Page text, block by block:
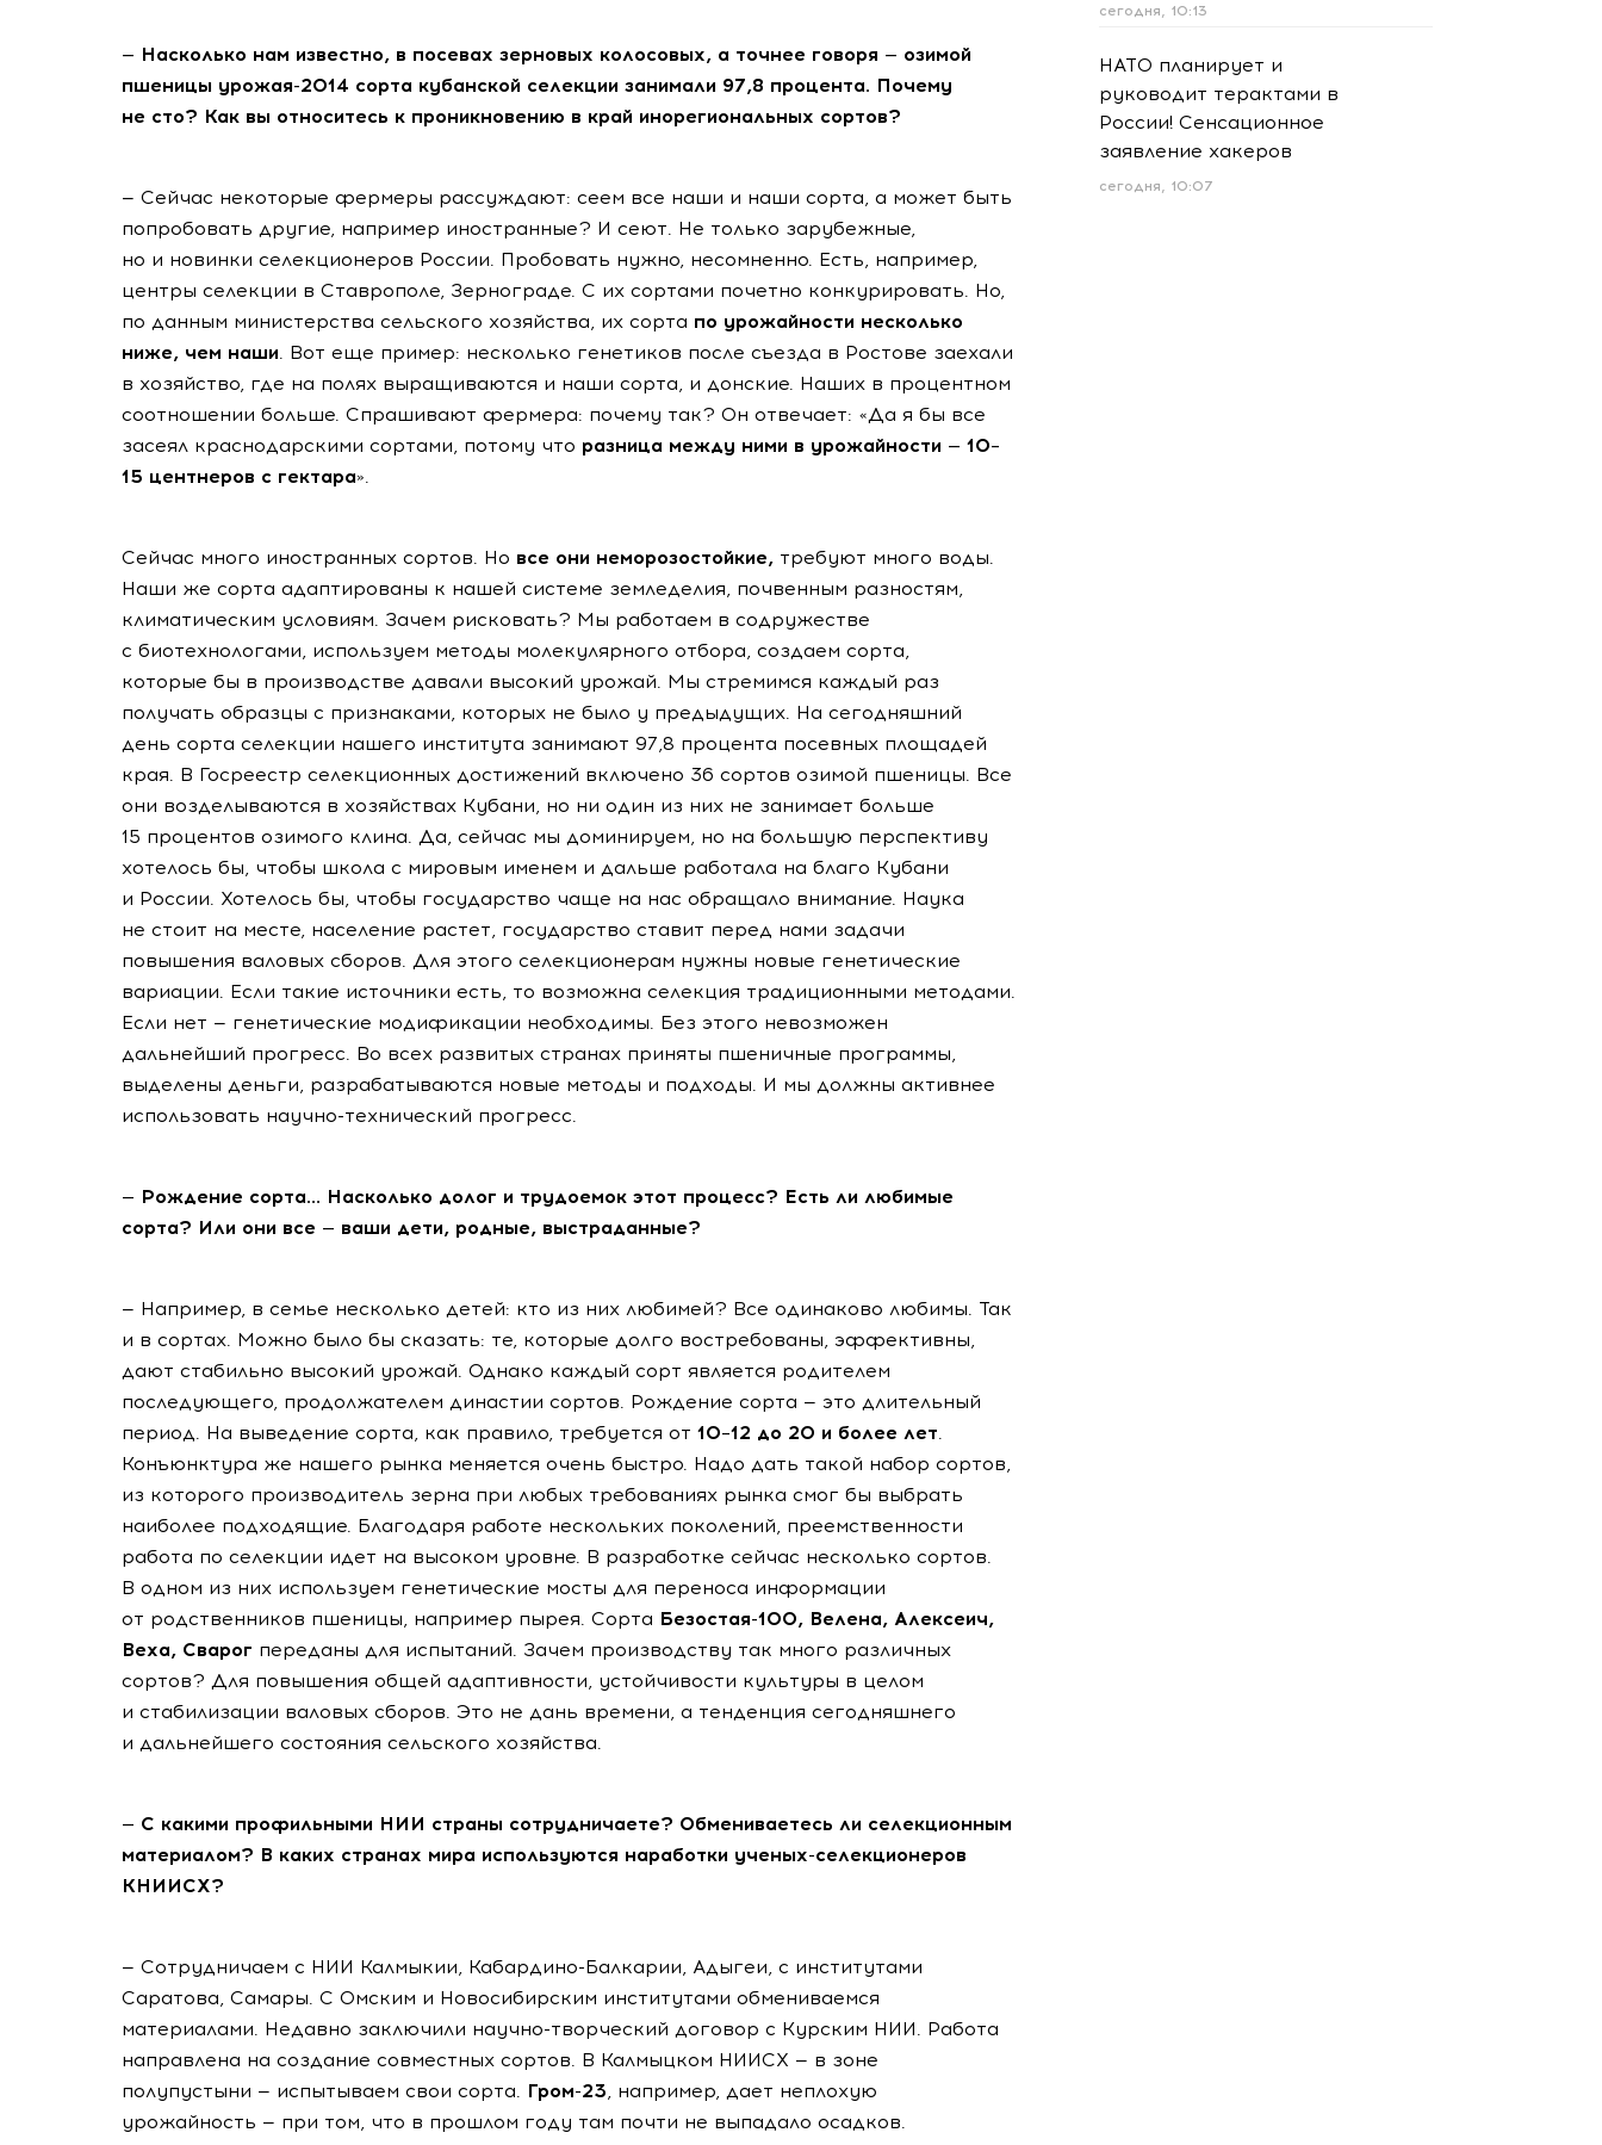
— Насколько нам известно, в посевах зерновых колосовых, а точнее говоря — озимой
пшеницы урожая-2014 сорта кубанской селекции занимали 97,8 процента. Почему
не сто? Как вы относитесь к проникновению в край инорегиональных сортов?
— Сейчас некоторые фермеры рассуждают: сеем все наши и наши сорта, а может быть
попробовать другие, например иностранные? И сеют. Не только зарубежные,
но и новинки селекционеров России. Пробовать нужно, несомненно. Есть, например,
центры селекции в Ставрополе, Зернограде. С их сортами почетно конкурировать. Но,
по данным министерства сельского хозяйства, их сорта по урожайности несколько
ниже, чем наши. Вот еще пример: несколько генетиков после съезда в Ростове заехали
в хозяйство, где на полях выращиваются и наши сорта, и донские. Наших в процентном
соотношении больше. Спрашивают фермера: почему так? Он отвечает: «Да я бы все
засеял краснодарскими сортами, потому что разница между ними в урожайности — 10–
15 центнеров с гектара».
Сейчас много иностранных сортов. Но все они неморозостойкие, требуют много воды.
Наши же сорта адаптированы к нашей системе земледелия, почвенным разностям,
климатическим условиям. Зачем рисковать? Мы работаем в содружестве
с биотехнологами, используем методы молекулярного отбора, создаем сорта,
которые бы в производстве давали высокий урожай. Мы стремимся каждый раз
получать образцы с признаками, которых не было у предыдущих. На сегодняшний
день сорта селекции нашего института занимают 97,8 процента посевных площадей
края. В Госреестр селекционных достижений включено 36 сортов озимой пшеницы. Все
они возделываются в хозяйствах Кубани, но ни один из них не занимает больше
15 процентов озимого клина. Да, сейчас мы доминируем, но на большую перспективу
хотелось бы, чтобы школа с мировым именем и дальше работала на благо Кубани
и России. Хотелось бы, чтобы государство чаще на нас обращало внимание. Наука
не стоит на месте, население растет, государство ставит перед нами задачи
повышения валовых сборов. Для этого селекционерам нужны новые генетические
вариации. Если такие источники есть, то возможна селекция традиционными методами.
Если нет — генетические модификации необходимы. Без этого невозможен
дальнейший прогресс. Во всех развитых странах приняты пшеничные программы,
выделены деньги, разрабатываются новые методы и подходы. И мы должны активнее
использовать научно-технический прогресс.
— Рождение сорта... Насколько долог и трудоемок этот процесс? Есть ли любимые
сорта? Или они все — ваши дети, родные, выстраданные?
— Например, в семье несколько детей: кто из них любимей? Все одинаково любимы. Так
и в сортах. Можно было бы сказать: те, которые долго востребованы, эффективны,
дают стабильно высокий урожай. Однако каждый сорт является родителем
последующего, продолжателем династии сортов. Рождение сорта — это длительный
период. На выведение сорта, как правило, требуется от 10–12 до 20 и более лет.
Конъюнктура же нашего рынка меняется очень быстро. Надо дать такой набор сортов,
из которого производитель зерна при любых требованиях рынка смог бы выбрать
наиболее подходящие. Благодаря работе нескольких поколений, преемственности
работа по селекции идет на высоком уровне. В разработке сейчас несколько сортов.
В одном из них используем генетические мосты для переноса информации
от родственников пшеницы, например пырея. Сорта Безостая-100, Велена, Алексеич,
Веха, Сварог переданы для испытаний. Зачем производству так много различных
сортов? Для повышения общей адаптивности, устойчивости культуры в целом
и стабилизации валовых сборов. Это не дань времени, а тенденция сегодняшнего
и дальнейшего состояния сельского хозяйства.
— С какими профильными НИИ страны сотрудничаете? Обмениваетесь ли селекционным
материалом? В каких странах мира используются наработки ученых-селекционеров
КНИИСХ?
— Сотрудничаем с НИИ Калмыкии, Кабардино-Балкарии, Адыгеи, с институтами
Саратова, Самары. С Омским и Новосибирским институтами обмениваемся
материалами. Недавно заключили научно-творческий договор с Курским НИИ. Работа
направлена на создание совместных сортов. В Калмыцком НИИСХ — в зоне
полупустыни — испытываем свои сорта. Гром-23, например, дает неплохую
урожайность — при том, что в прошлом году там почти не выпадало осадков.
сегодня, 10:13
НАТО планирует и
руководит терактами в
России! Сенсационное
заявление хакеров
сегодня, 10:07